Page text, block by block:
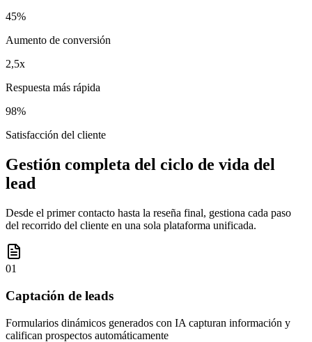
45%
Aumento de conversión
2,5x
Respuesta más rápida
98%
Satisfacción del cliente
Gestión completa del ciclo de vida del
lead
Desde el primer contacto hasta la reseña final, gestiona cada paso
del recorrido del cliente en una sola plataforma unificada.
01
Captación de leads
Formularios dinámicos generados con IA capturan información y
califican prospectos automáticamente